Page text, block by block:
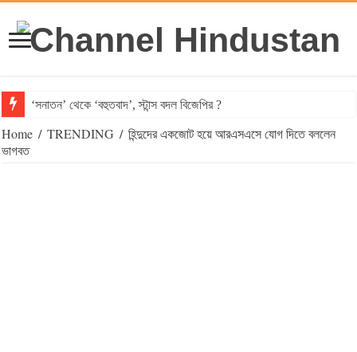
‘সনাতন’ থেকে ‘বহুতবাদ’, স্টান্স বদল বিজেপির ?
Home / TRENDING / হিন্দুদের একজোট হয়ে আরএসএসে যোগ দিতে বললেন
ভাগবত